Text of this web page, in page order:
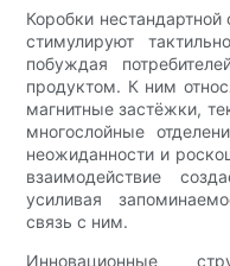
Коробки
стимулируют
побуждая
продуктом. К ним
магнитные застёжки,
многослойные
неожиданности и
взаимодействие
усиливая
связь с ним.
Инновационные